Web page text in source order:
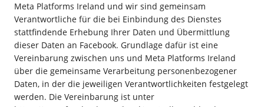
Meta Platforms Ireland und wir sind gemeinsam
Verantwortliche für die bei Einbindung des Dienstes
stattfindende Erhebung Ihrer Daten und Übermittlung
dieser Daten an Facebook. Grundlage dafür ist eine
Vereinbarung zwischen uns und Meta Platforms Ireland
über die gemeinsame Verarbeitung personenbezogener
Daten, in der die jeweiligen Verantwortlichkeiten festgelegt
werden. Die Vereinbarung ist unter